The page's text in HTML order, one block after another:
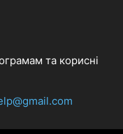
та корисні